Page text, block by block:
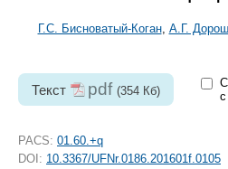
Г.С. Бисноватый-Коган, А.Г.
Текст pdf (354 Кб)
с
PACS: 01.60.+q
DOI: 10.3367/UFNr.0186.201601f.0105